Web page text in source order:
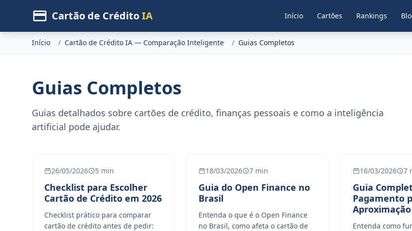
Cartão de CréditoIA Início Cartões Rankings
Início / Cartão de Crédito IA — Comparação Inteligente / Guias Completos
Guias Completos
Guias detalhados sobre cartões de crédito, finanças pessoais e como a inteligência
artificial pode ajudar.
26/05/2026 5 min
Checklist para Escolher
Cartão de Crédito em 2026
Checklist prático para comparar
cartão de crédito antes de pedir:
18/03/2026 7 min
Guia do Open Finance no
Brasil
Entenda o que é o Open Finance
no Brasil, como afeta o cartão de
16/03/2026 7
Guia
Pagamento
Aproximação
Entenda como